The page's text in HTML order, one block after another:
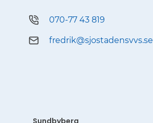
070-77 43 819
fredrik@sjostadensvvs.se
Sundbyberg